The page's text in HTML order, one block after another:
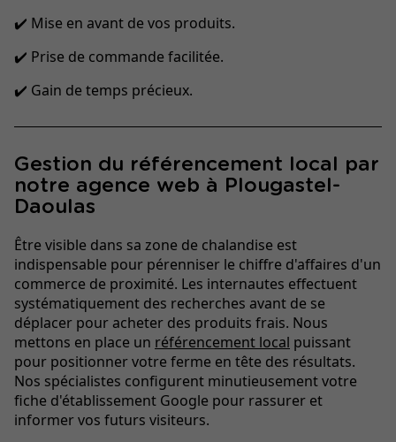
✔️ Mise en avant de vos produits.
✔️ Prise de commande facilitée.
✔️ Gain de temps précieux.
Gestion du référencement local par
notre agence web à Plougastel-
Daoulas
Être visible dans sa zone de chalandise est
indispensable pour pérenniser le chiffre d'affaires d'un
commerce de proximité. Les internautes effectuent
systématiquement des recherches avant de se
déplacer pour acheter des produits frais. Nous
mettons en place un référencement local puissant
pour positionner votre ferme en tête des résultats.
Nos spécialistes configurent minutieusement votre
fiche d'établissement Google pour rassurer et
informer vos futurs visiteurs.